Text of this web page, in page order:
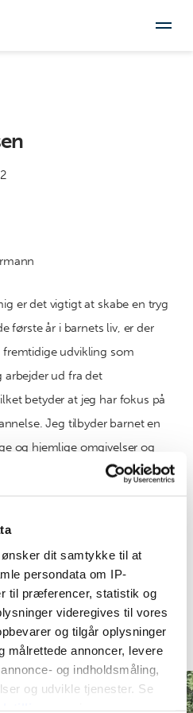
ønsker dit samtykke til at
persondata om IP-
til præferencer, statistik og
videregives til vores
og tilgår oplysninger
målrettede annoncer, levere
og indholdsmåling,
og udvikle tjenester. Se
er det vigtigt at skabe en tryg
første år i barnets liv, er der
udvikling som
arbejder ud fra det
betyder at jeg har fokus på
Jeg tilbyder barnet en
og hjemlige omgivelser og
tilgang, hvor nærvær,
Jeg har øje for det enkelte
har lyst til at indgå i et
Dette er med til at skabe en
og dagplejen.